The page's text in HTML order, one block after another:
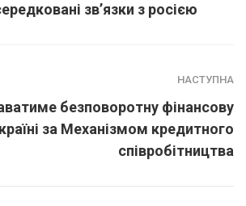
зв’язки з росією
НАСТУПНА
безповоротну фінансову
за Механізмом кредитного
співробітництва